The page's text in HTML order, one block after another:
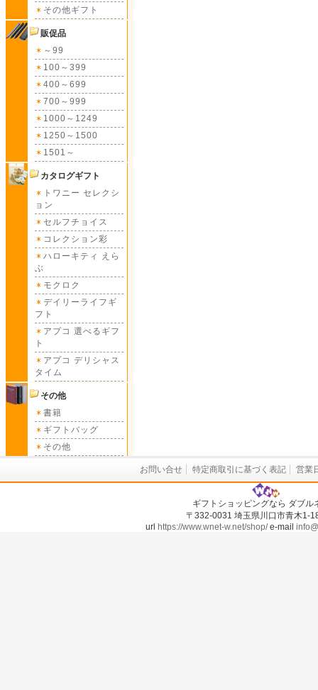
その他ギフト
販促品
～99
100～399
400～699
700～999
1000～1249
1250～1500
1501～
カタログギフト
トワニー セレクシ
ョン
セルフチョイス
コレクション彩
ハローキティ えら
ぶ
モクロク
デイリーライフギ
フト
アプコ 選べるギフ
ト
アプコ デリシャス
タイム
その他
書籍
ギフトバッグ
その他
お問い合せ 特定商取引に基づく表記 営業
ギフトショッピングなら ダブル
〒332-0031 埼玉県川口市青木1-
url https://www.wnet-w.net/shop/e-mail